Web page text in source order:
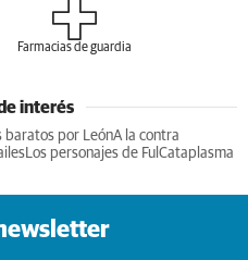
Farmacias de guardia
interés
baratos por LeónA la contra
Los personajes de Ful Cataplasma